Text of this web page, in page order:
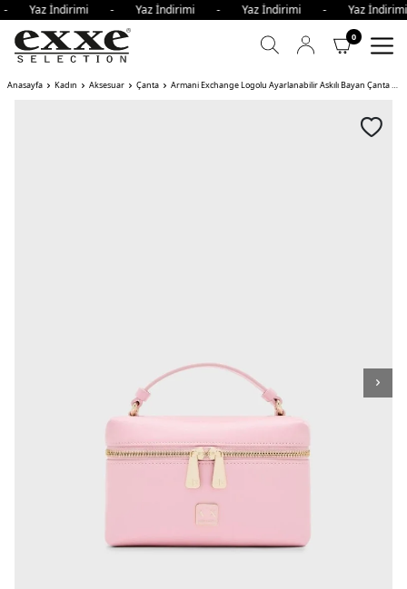
Yaz İndirimi - Yaz İndirimi - Yaz İndirimi - Yaz
0
Anasayfa Kadın Aksesuar Çanta Armani Exchange Logolu Ayarlanabilir Askılı Bayan Çanta AÇIK